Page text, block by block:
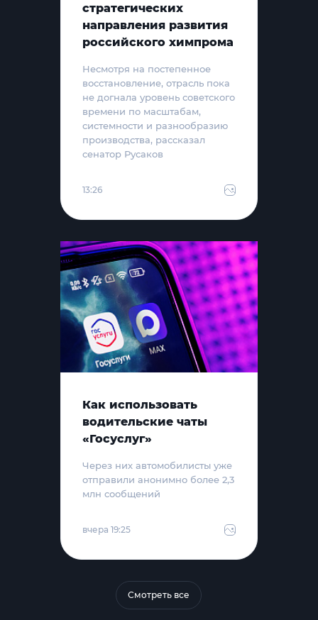
стратегических
направления развития
российского химпрома
Несмотря на постепенное
восстановление, отрасль пока
не догнала уровень советского
времени по масштабам,
системности и разнообразию
производства, рассказал
сенатор Русаков
13:26
Как использовать
водительские чаты
«Госуслуг»
Через них автомобилисты уже
отправили анонимно более 2,3
млн сообщений
вчера 19:25
Смотреть все